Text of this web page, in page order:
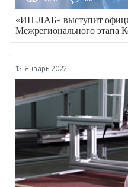
«ИН-ЛАБ» выступит
Межрегионального этапа
13 Январь 2022